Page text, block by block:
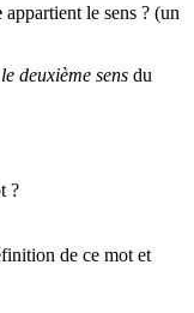
appartient le sens ? (un
deuxième sens du
?
de ce mot et